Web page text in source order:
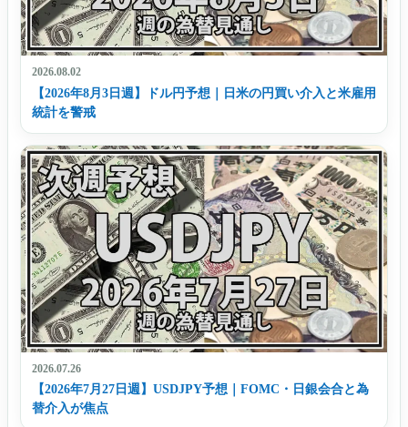
2026.08.02
【2026年8月3日週】ドル円予想｜日米の円買い介入と米雇用
統計を警戒
2026.07.26
【2026年7月27日週】USDJPY予想｜FOMC・日銀会合と為
替介入が焦点